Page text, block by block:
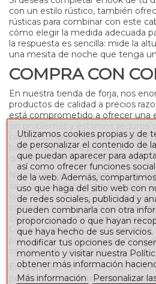
con un estilo rústico, también
rústicas para combinar con este
cómo elegir la medida adecuada
la respuesta es sencilla: mide la
una mesita de noche que tenga
COMPRA CON
En nuestra tienda de forja, nos
productos de calidad a precios
está comprometido a ofrecer una
con tu compra. Además,
barato montado a pie de calle o
disfrutar de él inmediatamente.
No sólo estarás comprando un
sino que también estarás
local. Fabricado en España de
comprometidos con la reducción
carbono y con mantener activos
Con este cabecero de forja rústico,
pieza única y artesanal a tu hogar
con el medio ambiente.
En resumen, el cabecero de forja
perfecta si buscas un toque
Utilizamos cookies propias y de
de personalizar el contenido de
que puedan aparecer para
así como ofrecer funciones
de la web. Además,
uso que haga del sitio web con
de redes sociales, publicidad y
pueden combinarla con otra
proporcionado o que hayan
que haya hecho de sus
modificar tus opciones de
momento y visitar nuestra
obtener más información
Más información
Personalizar